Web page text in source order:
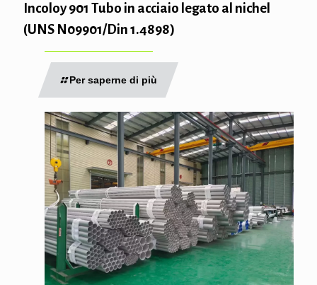
Incoloy 901 Tubo in acciaio legato al nichel
(UNS N09901/Din 1.4898)
Per saperne di più